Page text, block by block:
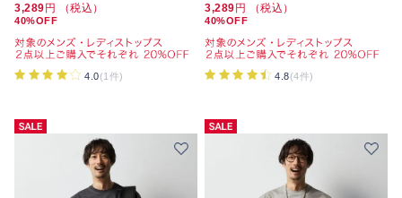
3,289円 （税込）
40%OFF
4.0(1件)
3,289円 （税込）
40%OFF
4.8(4件)